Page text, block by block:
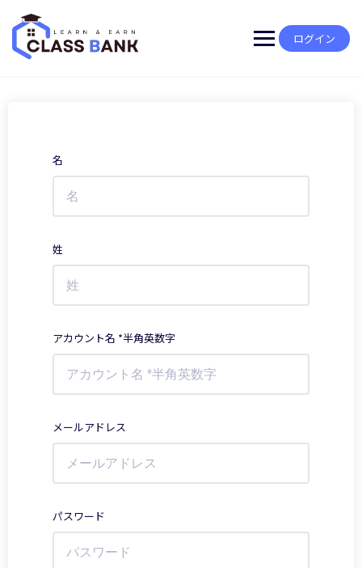
content
ログイン
名
姓
アカウント名 *半角英数字
メールアドレス
パスワード